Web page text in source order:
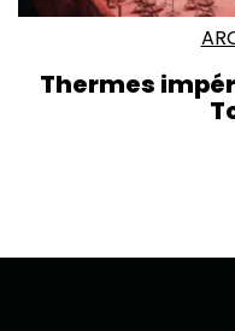
Thermes